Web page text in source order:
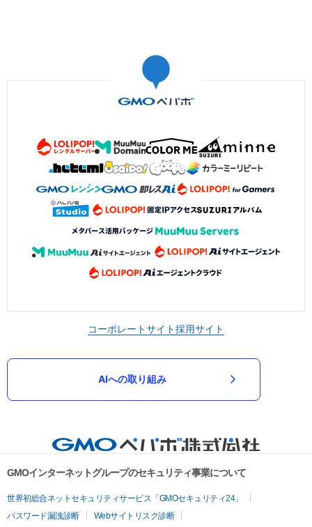
コーポレートサイト採用サイト
AIへの取り組み
GMOインターネットグループのセキュリティ事業について
世界初総合ネットセキュリティサービス「GMOセキュリティ24」
パスワード漏洩診断
Webサイトリスク診断